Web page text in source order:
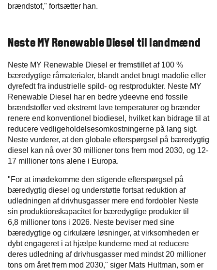
brændstof," fortsætter han.
Neste MY Renewable Diesel til landmænd
Neste MY Renewable Diesel er fremstillet af 100 %
bæredygtige råmaterialer, blandt andet brugt madolie eller
dyrefedt fra industrielle spild- og restprodukter. Neste MY
Renewable Diesel har en bedre ydeevne end fossile
brændstoffer ved ekstremt lave temperaturer og brænder
renere end konventionel biodiesel, hvilket kan bidrage til at
reducere vedligeholdelsesomkostningerne på lang sigt.
Neste vurderer, at den globale efterspørgsel på bæredygtig
diesel kan nå over 30 millioner tons frem mod 2030, og 12-
17 millioner tons alene i Europa.
"For at imødekomme den stigende efterspørgsel på
bæredygtig diesel og understøtte fortsat reduktion af
udledningen af drivhusgasser mere end fordobler Neste
sin produktionskapacitet for bæredygtige produkter til
6,8 millioner tons i 2026. Neste beviser med sine
bæredygtige og cirkulære løsninger, at virksomheden er
dybt engageret i at hjælpe kunderne med at reducere
deres udledning af drivhusgasser med mindst 20 millioner
tons om året frem mod 2030," siger Mats Hultman, som er